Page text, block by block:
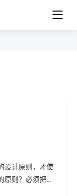
设计原则，才使
则？必须把握